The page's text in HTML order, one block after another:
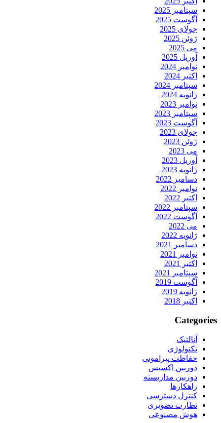
سپتامبر 2025
آگوست 2025
جولای 2025
ژوئن 2025
می 2025
آوریل 2025
نوامبر 2024
اکتبر 2024
سپتامبر 2024
ژانویه 2024
نوامبر 2023
سپتامبر 2023
آگوست 2023
جولای 2023
ژوئن 2023
می 2023
آوریل 2023
ژانویه 2023
دسامبر 2022
نوامبر 2022
اکتبر 2022
سپتامبر 2022
آگوست 2022
می 2022
ژانویه 2022
دسامبر 2021
نوامبر 2021
اکتبر 2021
سپتامبر 2021
آگوست 2019
ژانویه 2019
اکتبر 2018
Categories
آنالتیک
تکنولوژی
حفاظت پیرامونی
دوربین اکسیس
دوربین مداربسته
راهکارها
کنترل دسترسی
نظارت تصویری
هوش مصنوعی